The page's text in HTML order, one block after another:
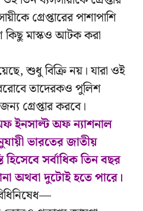
গ্রেপ্তারের পাশাপাশি
কিছু মাস্কও আটক করা
শুধু বিক্রি নয়। যারা ওই
তাদেরকও পুলিশ
গ্রেপ্তার করবে।
ইনসাল্ট অফ ন্যাশনাল
ভারতের জাতীয়
সর্বাধিক তিন বছর
অথবা দুটোই হতে পারে।